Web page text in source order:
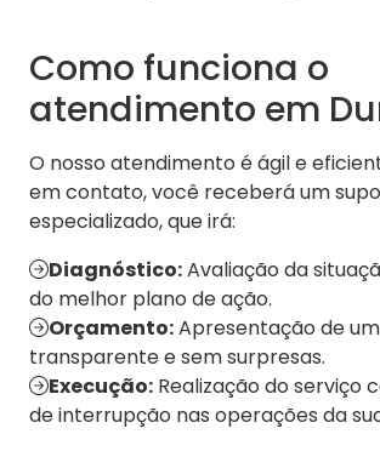
Como funciona o
atendimento em
O nosso atendimento é ágil e
em contato, você receberá um
especializado, que irá:
Diagnóstico:Avaliação da
do melhor plano de ação.
Orçamento:Apresentação de
transparente e sem surpresas.
Execução: Realização do serviço
de interrupção nas operações da